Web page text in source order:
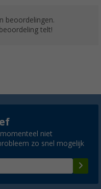
beoordelingen.
telt!
niet
zo snel mogelijk